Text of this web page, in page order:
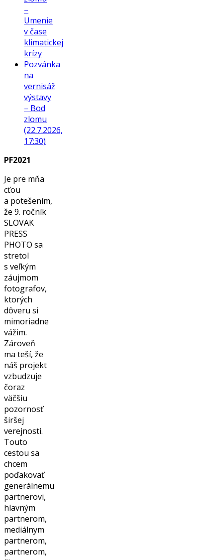
–
Umenie
v čase
klimatickej
krízy
Pozvánka
na
vernisáž
výstavy
– Bod
zlomu
(22.7.2026,
17:30)
PF2021
Je pre mňa
cťou
a potešením,
že 9. ročník
SLOVAK
PRESS
PHOTO sa
stretol
s veľkým
záujmom
fotografov,
ktorých
dôveru si
mimoriadne
vážim.
Zároveň
ma teší, že
náš projekt
vzbudzuje
čoraz
väčšiu
pozornosť
širšej
verejnosti.
Touto
cestou sa
chcem
poďakovať
generálnemu
partnerovi,
hlavným
partnerom,
mediálnym
partnerom,
partnerom,